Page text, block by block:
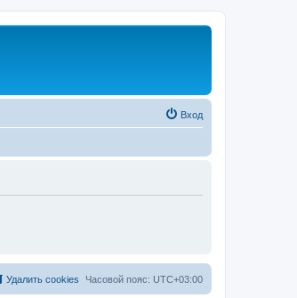
Вход
Часовой пояс: UTC+03:00
Удалить cookies